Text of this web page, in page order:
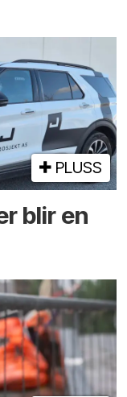
PLUSS
blir en